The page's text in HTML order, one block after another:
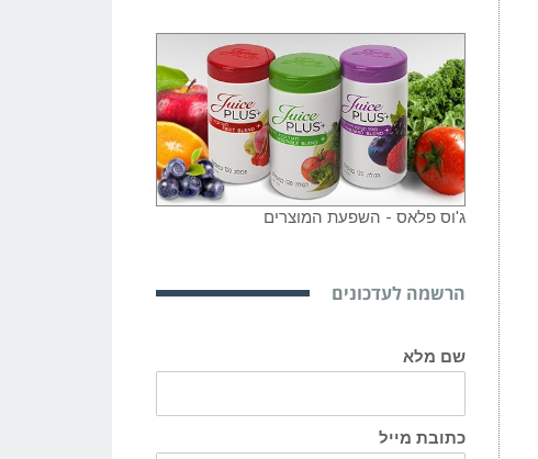
ג'וס פלאס - השפעת המוצרים
הרשמה לעדכונים
שם מלא
כתובת מייל